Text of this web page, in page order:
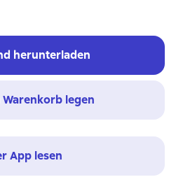
herunterladen
Warenkorb legen
App lesen